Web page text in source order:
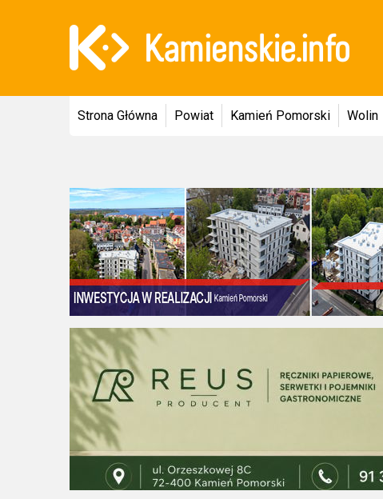
Strona Główna Powiat Kamień Pomorski Wolin